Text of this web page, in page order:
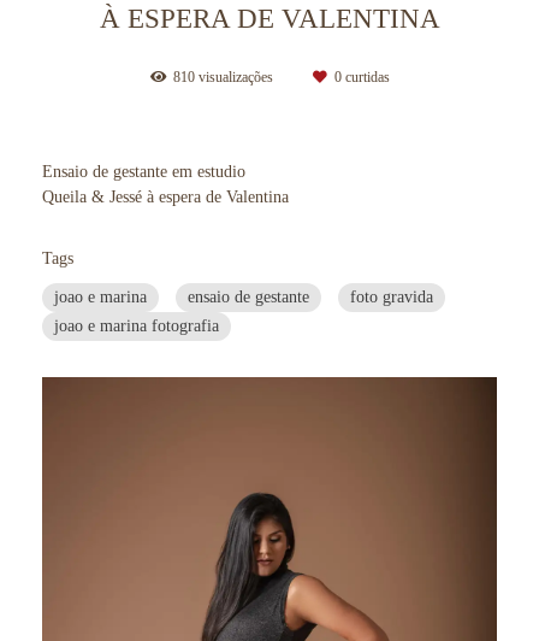
À ESPERA DE VALENTINA
810visualizações 0curtidas
Ensaio de gestante em estudio
Queila & Jessé à espera de Valentina
Tags
joao e marina ensaio de gestante
foto gravida
joao e marina fotografia